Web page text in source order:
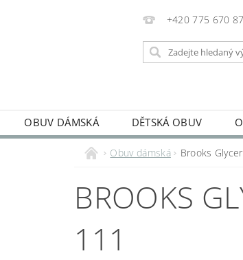
+420 775 670
OBUV DÁMSKÁ DĚTSKÁ OBUV
KAMENNÁ PRODEJNA
Obuv dámská Brooks
BROOKS
111